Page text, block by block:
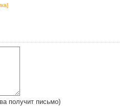
получит письмо)